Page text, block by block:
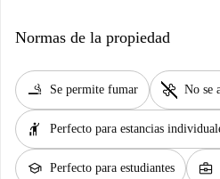
Normas de la propiedad
smoking_rooms Se permite fumar pet_supplies No se
hail Perfecto para estancias
school Perfecto para estudiantes business_center